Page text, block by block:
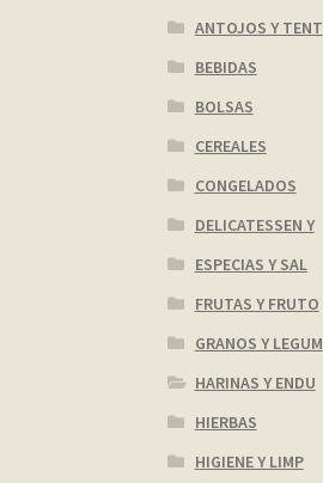
ANTOJOS Y TENT
BEBIDAS
BOLSAS
CEREALES
CONGELADOS
DELICATESSEN Y
ESPECIAS Y SAL
FRUTAS Y FRUTO
GRANOS Y LEGUM
HARINAS Y ENDU
HIERBAS
HIGIENE Y LIMP